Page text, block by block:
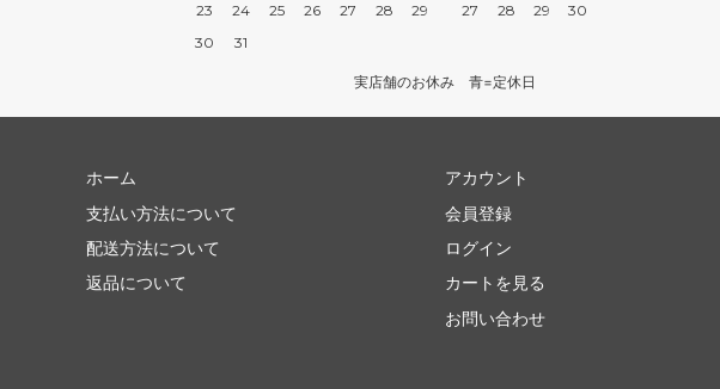
23
24 25 26 27 28
29
30
31
27
28 29 30
実店舗のお休み 青=定休日
ホーム
支払い方法について
配送方法について
返品について
アカウント
会員登録
ログイン
カートを見る
お問い合わせ